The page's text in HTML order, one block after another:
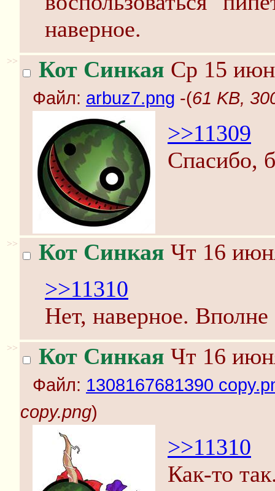
наверное.
>> Кот Синкая Ср 15
Файл: arbuz7.png -(61 KB,
>>11309
Спасибо,
>> Кот Синкая Чт 16
>>11310
Нет, наверное.
>> Кот Синкая Чт 16
Файл: 1308167681390
copy.png)
>>11310
Как-то